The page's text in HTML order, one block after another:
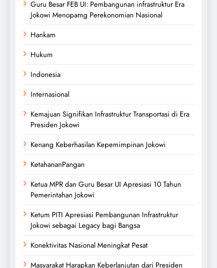
Guru Besar FEB UI: Pembangunan infrastruktur Era
Jokowi Menopamg Perekonomian Nasional
Hankam
Hukum
Indonesia
Internasional
Kemajuan Signifikan Infrastruktur Transportasi di Era
Presiden Jokowi
Kenang Keberhasilan Kepemimpinan Jokowi
KetahananPangan
Ketua MPR dan Guru Besar UI Apresiasi 10 Tahun
Pemerintahan Jokowi
Ketum PITI Apresiasi Pembangunan Infrastruktur
Jokowi sebagai Legacy bagi Bangsa
Konektivitas Nasional Meningkat Pesat
Masyarakat Harapkan Keberlanjutan dari Presiden